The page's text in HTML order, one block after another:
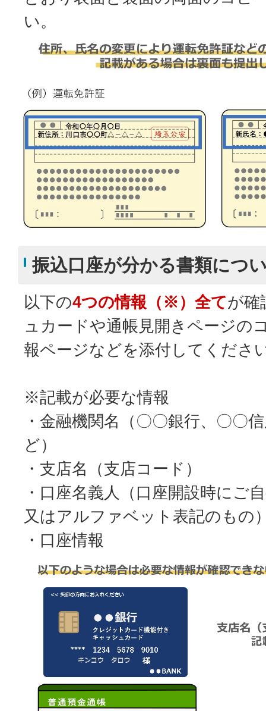
い。
振込口座が分かる書類につ
以下の4つの情報（※）全てが確
ュカードや通帳見開きページの
報ページなどを添付してくださ
※記載が必要な情報
・金融機関名（〇〇銀行、〇〇
ど）
・支店名（支店コード）
・口座名義人（口座開設時にご
又はアルファベット表記のもの
・口座情報